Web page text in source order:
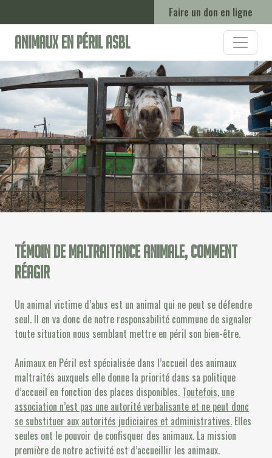
Faire un don en ligne
Animaux en Péril ASBL
Témoin de maltraitance animale, comment
réagir
Un animal victime d’abus est un animal qui ne peut se défendre
seul. Il en va donc de notre responsabilité commune de signaler
toute situation nous semblant mettre en péril son bien-être.
Animaux en Péril est spécialisée dans l’accueil des animaux
maltraités auxquels elle donne la priorité dans sa politique
d’accueil en fonction des places disponibles. Toutefois, une
association n’est pas une autorité verbalisante et ne peut donc
se substituer aux autorités judiciaires et administratives. Elles
seules ont le pouvoir de confisquer des animaux. La mission
première de notre activité est d’accueillir les animaux.